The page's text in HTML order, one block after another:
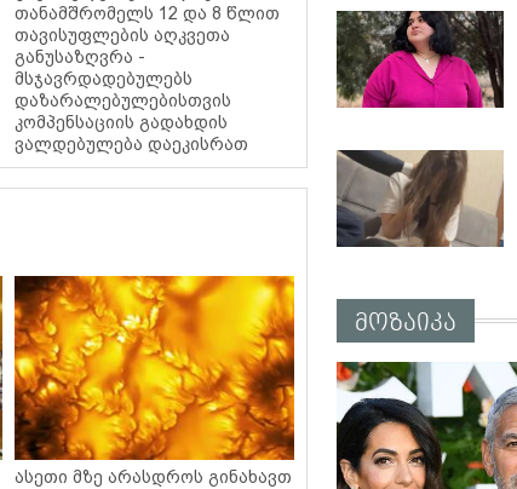
თანამშრომელს 12 და 8 წლით
თავისუფლების აღკვეთა
განუსაზღვრა -
მსჯავრდადებულებს
დაზარალებულებისთვის
კომპენსაციის გადახდის
ვალდებულება დაეკისრათ
ასეთი მზე არასდროს გინახავთ
მოზაიკა